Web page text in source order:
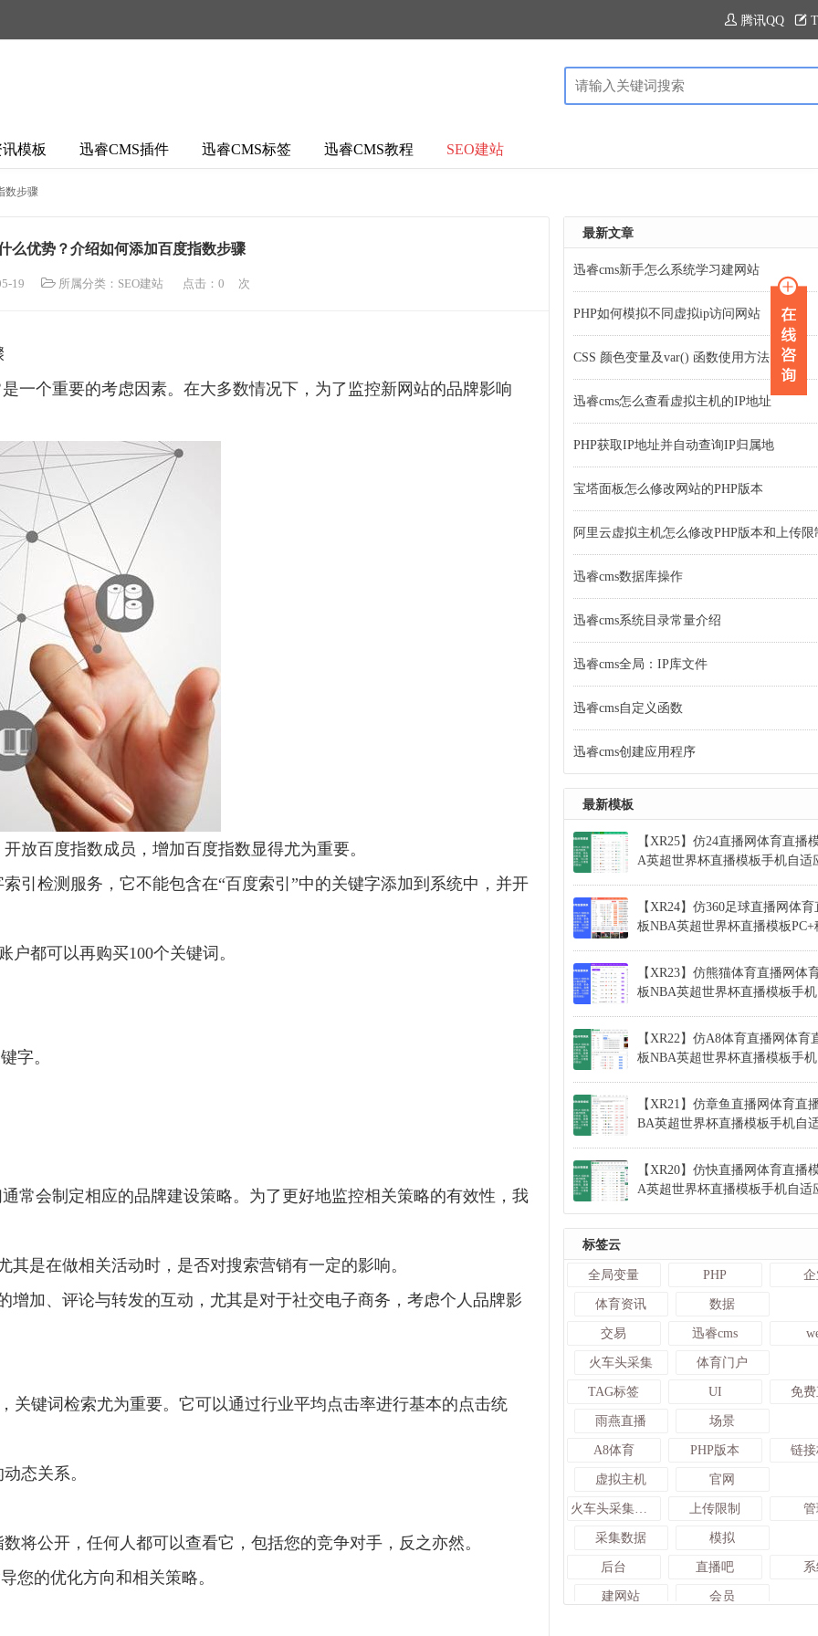
腾讯QQ
模板 迅睿CMS插件 迅睿CMS标签 迅睿CMS教程 SEO建站
数步骤
么优势？介绍如何添加百度指数步骤
19 所属分类： SEO建站 点击： 0 次
一个重要的考虑因素。在大多数情况下，为了监控新网站的品牌影响
放百度指数成员，增加百度指数显得尤为重要。
引检测服务，它不能包含在“百度索引”中的关键字添加到系统中，并开
都可以再购买100个关键词。
字。
常会制定相应的品牌建设策略。为了更好地监控相关策略的有效性，我
是在做相关活动时，是否对搜索营销有一定的影响。
增加、评论与转发的互动，尤其是对于社交电子商务，考虑个人品牌影
关键词检索尤为重要。它可以通过行业平均点击率进行基本的点击统
态关系。
将公开，任何人都可以查看它，包括您的竞争对手，反之亦然。
您的优化方向和相关策略。
最新文章
迅睿cms新手怎么系统学习建网站
PHP如何模拟不同虚拟ip访问网站
CSS 颜色变量及var() 函数使用方法
迅睿cms怎么查看虚拟主机的IP地址
PHP获取IP地址并自动查询IP归属地
宝塔面板怎么修改网站的PHP版本
阿里云虚拟主机怎么修改PHP版本和上传限
迅睿cms数据库操作
迅睿cms系统目录常量介绍
迅睿cms全局：IP库文件
迅睿cms自定义函数
迅睿cms创建应用程序
最新模板
【XR25】仿24直播网体育直播
A英超世界杯直播模板手机自适
【XR24】仿360足球直播网体
板NBA英超世界杯直播模板PC+
【XR23】仿熊猫体育直播网体
板NBA英超世界杯直播模板手
【XR22】仿A8体育直播网体育
板NBA英超世界杯直播模板手
【XR21】仿章鱼直播网体育直
BA英超世界杯直播模板手机自
【XR20】仿快直播网体育直播
A英超世界杯直播模板手机自适
标签云
全局变量 PHP
体育资讯 数据
交易 迅睿cms
火车头采集 体育门户
TAG标签 UI 免
雨燕直播 场景
A8体育 PHP版本 链
虚拟主机 官网
火车头采集入库发布接口 上传限制
采集数据 模拟
后台 直播吧
建网站 会员